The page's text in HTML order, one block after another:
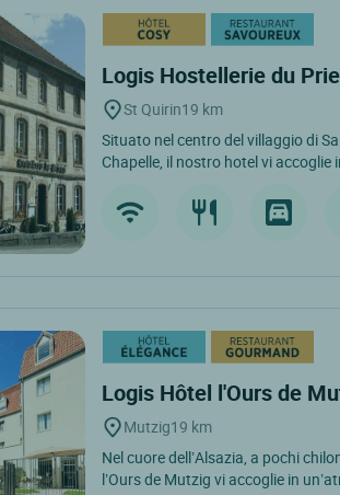
Logis Hostellerie du
St Quirin19 km
Situato nel centro del villaggio di
Chapelle, il nostro hotel vi accoglie
Logis Hôtel l'Ours de
Mutzig19 km
Nel cuore dell’Alsazia, a pochi
l’Ours de Mutzig vi accoglie in